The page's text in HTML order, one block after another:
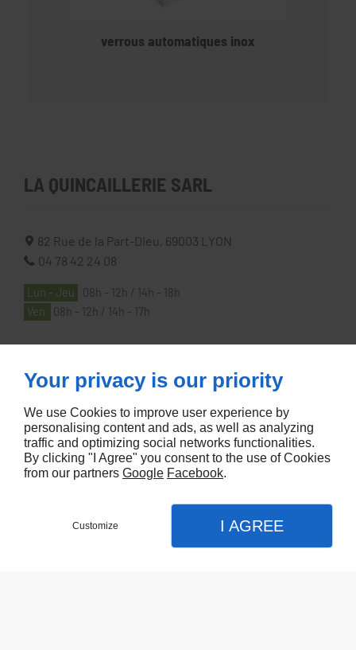
verrous automatiques inox
LA QUINCAILLERIE SARL
82 Rue de la Part-Dieu, 69003
LYON
04 78 42 24 08
Lun - Jeu
08h - 12h / 14h - 18h
Ven
08h - 12h / 14h - 17h
À PROPOS
Accueil
Contactez-nous
Mentions légales
Plan du site
Your privacy is our priority
We use Cookies to improve user experience by
personalising content and ads, as well as analyzing
traffic and optimizing social networks functionalities.
By clicking "I Agree" you consent to the use of Cookies
from our partners Google Facebook.
Customize I AGREE